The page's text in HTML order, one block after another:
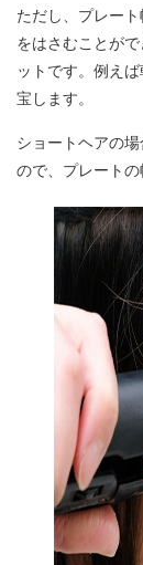
ただし、プレー
をはさむことが
ットです。例え
宝します。
ショートヘアの
ので、プレートの